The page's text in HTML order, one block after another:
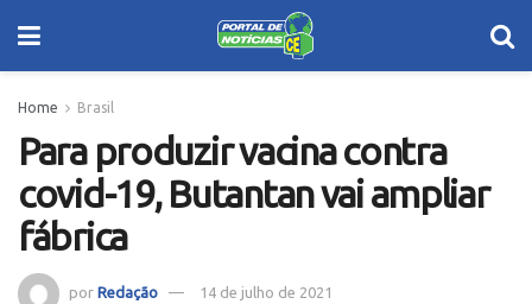
Home Brasil
Para produzir vacina contra
covid-19, Butantan vai ampliar
fábrica
por Redação 14 de julho de 2021